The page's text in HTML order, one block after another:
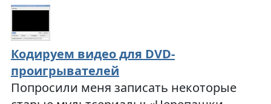
Кодируем видео для DVD-
проигрывателей
Попросили меня записать некоторые